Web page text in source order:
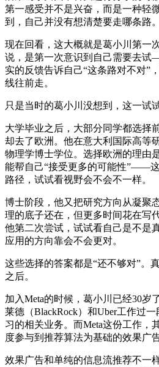
第一感受并不是兴奋，而是一种
到，自己并没有想清楚要走哪条路。
现在回看，这大概就是葛小川第一
说，是第一次意识到自己需要去
实的反馈告诉自己“这条路对不对”
线往前走。
只是当时的葛小川没想到，这一试
大学毕业之后，大部分同学都选择
却去了欧洲。他在意大利国际高等
物理学博士学位。选择欧洲的理由
能帮自己“接受更多的可能性”——
路径，试试看视野会不会不一样。
博士阶段，他又把研究方向从凝聚
理的底子还在，但更多时间花在
他第二次尝试，试试看自己是不是
应用的方向靠会不会更对。
这些选择的答案都是“还不够对”。
之后。
加入Meta的时候，葛小川已经30岁
莱德（BlackRock）和Uber工作过
习的相关业务。而Meta这份工作，
度参与到推荐算法为基础的效果广
效果广告和单纯的信息流推荐不一